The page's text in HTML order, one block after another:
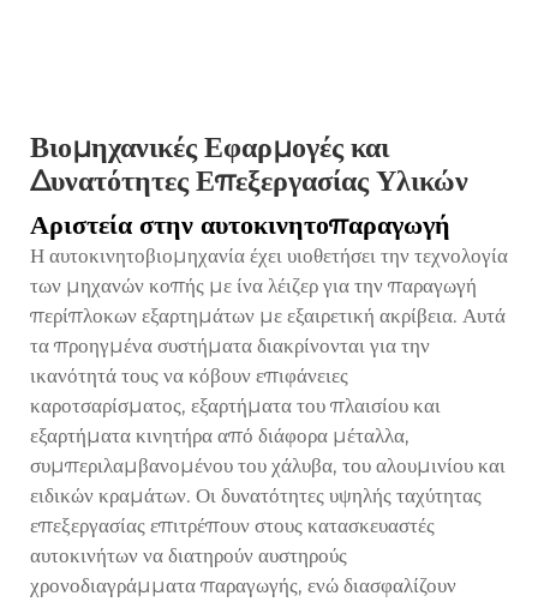
Βιομηχανικές Εφαρμογές και
Δυνατότητες Επεξεργασίας Υλικών
Αριστεία στην αυτοκινητοπαραγωγή
Η αυτοκινητοβιομηχανία έχει υιοθετήσει την τεχνολογία
των μηχανών κοπής με ίνα λέιζερ για την παραγωγή
περίπλοκων εξαρτημάτων με εξαιρετική ακρίβεια. Αυτά
τα προηγμένα συστήματα διακρίνονται για την
ικανότητά τους να κόβουν επιφάνειες
καροτσαρίσματος, εξαρτήματα του πλαισίου και
εξαρτήματα κινητήρα από διάφορα μέταλλα,
συμπεριλαμβανομένου του χάλυβα, του αλουμινίου και
ειδικών κραμάτων. Οι δυνατότητες υψηλής ταχύτητας
επεξεργασίας επιτρέπουν στους κατασκευαστές
αυτοκινήτων να διατηρούν αυστηρούς
χρονοδιαγράμματα παραγωγής, ενώ διασφαλίζουν